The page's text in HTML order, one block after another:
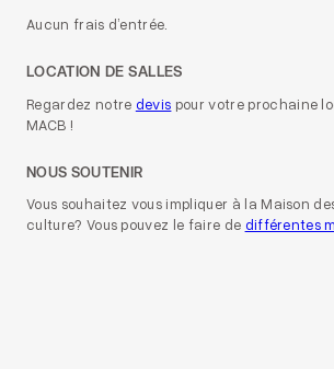
Aucun frais d’entrée.
LOCATION DE SALLES
Regardez notre devis pour votre prochaine
MACB !
NOUS SOUTENIR
Vous souhaitez vous impliquer à la Maison
culture? Vous pouvez le faire de différentes